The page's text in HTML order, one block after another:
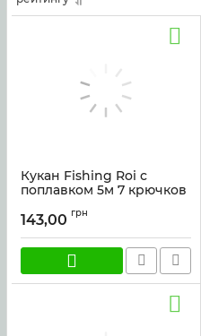
Кукан Fishing Roi с
поплавком 5м 7 крючков
143,00 грн